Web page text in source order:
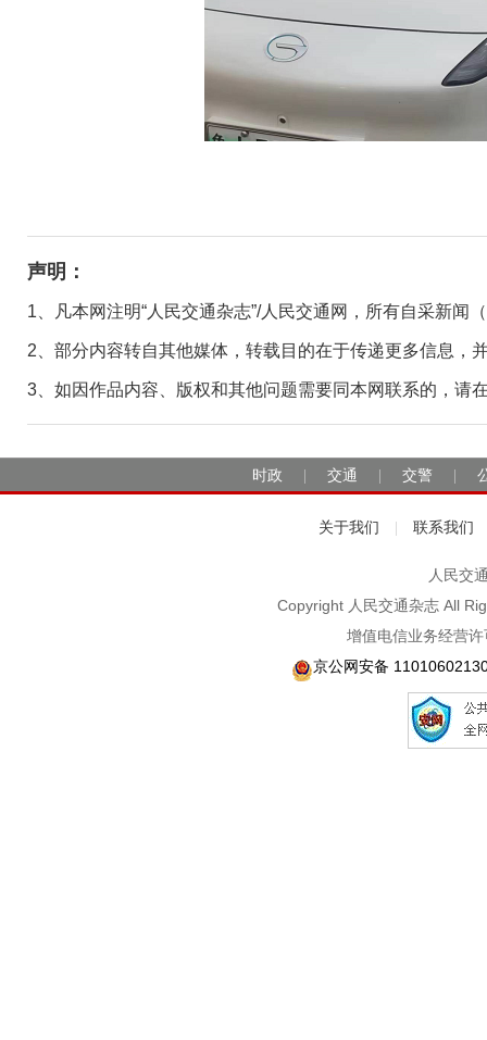
声明：
1、凡本网注明“人民交通杂志”/人民交通网，所有自采新
2、部分内容转自其他媒体，转载目的在于传递更多信息，
3、如因作品内容、版权和其他问题需要同本网联系的，请
时政 交通 交警
关于我们 联系我们
人民交
Copyright 人民交通杂志 All
增值电信业务经营
京公网安备